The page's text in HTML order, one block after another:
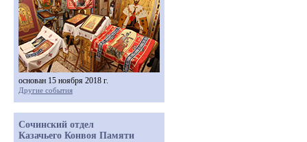
основан 15 ноября 2018 г.
Другие события
Сочинский отдел
Казачьего Конвоя Памяти